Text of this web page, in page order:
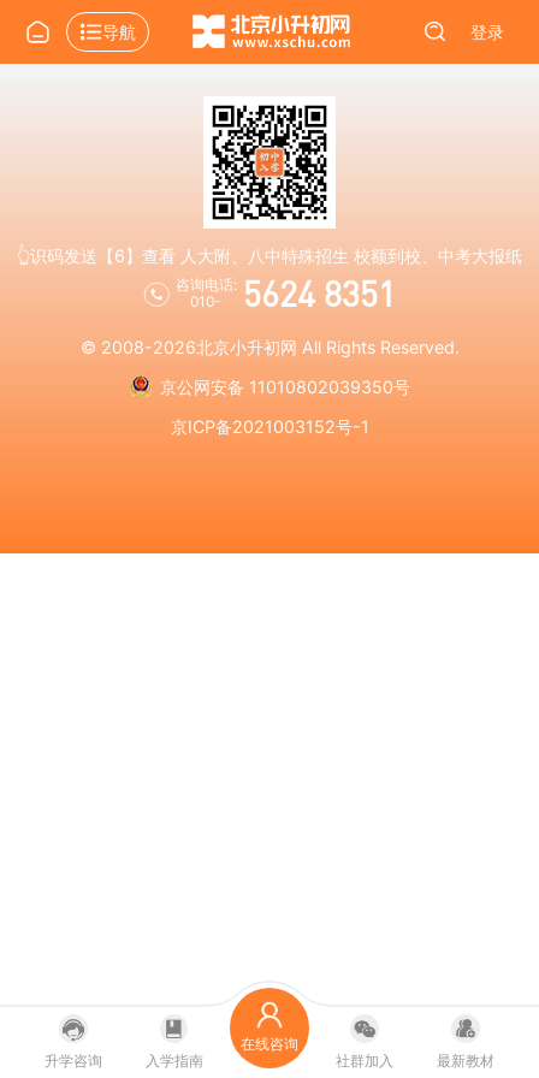
导航 登录
👆识码发送【6】查看 人大附、八中特殊招生 校额到校、中考大报纸
咨询电话:
010-
5624 8351
© 2008-2026北京小升初网 All Rights Reserved.
京公网安备 11010802039350号
京ICP备2021003152号-1
升学咨询 入学指南
在线咨询
社群加入
最新教材